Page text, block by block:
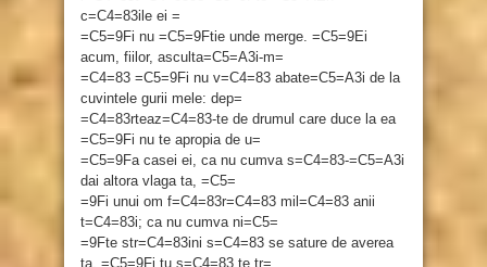
c=C4=83ile ei =
=C5=9Fi nu =C5=9Ftie unde merge. =C5=9Ei
acum, fiilor, asculta=C5=A3i-m=
=C4=83 =C5=9Fi nu v=C4=83 abate=C5=A3i de la
cuvintele gurii mele: dep=
=C4=83rteaz=C4=83-te de drumul care duce la ea
=C5=9Fi nu te apropia de u=
=C5=9Fa casei ei, ca nu cumva s=C4=83-=C5=A3i
dai altora vlaga ta, =C5=
=9Fi unui om f=C4=83r=C4=83 mil=C4=83 anii
t=C4=83i; ca nu cumva ni=C5=
=9Fte str=C4=83ini s=C4=83 se sature de averea
ta, =C5=9Fi tu s=C4=83 te tr=